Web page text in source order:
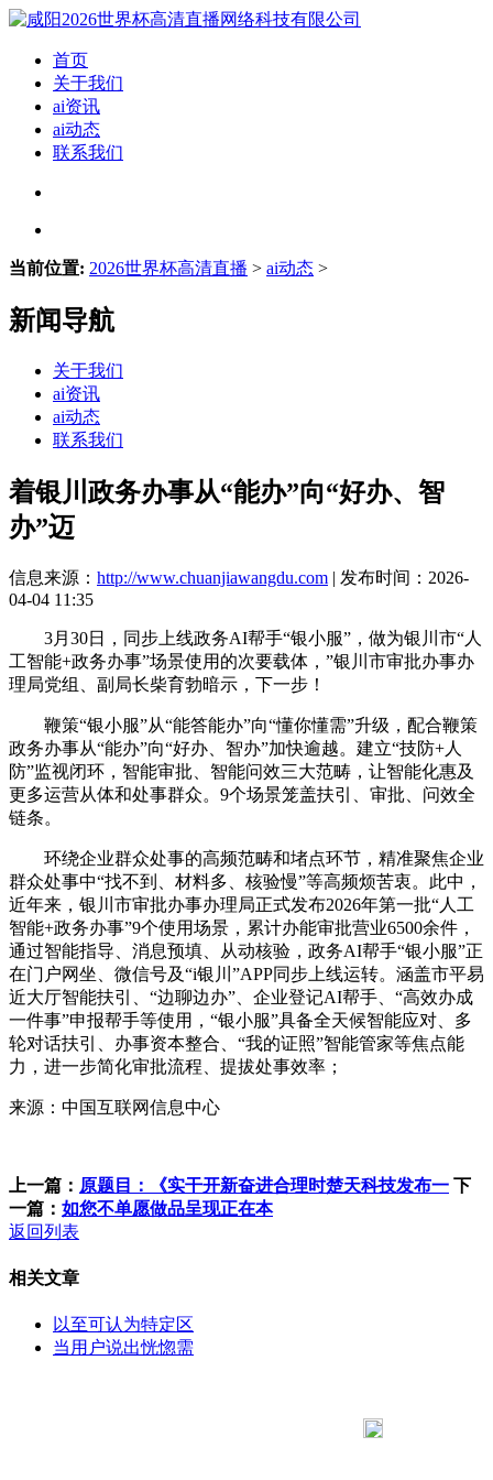
首页
关于我们
ai资讯
ai动态
联系我们
当前位置: 2026世界杯高清直播 > ai动态 >
新闻导航
关于我们
ai资讯
ai动态
联系我们
着银川政务办事从“能办”向“好办、智
办”迈
信息来源： http://www.chuanjiawangdu.com | 发布时间：2026-
04-04 11:35
3月30日，同步上线政务AI帮手“银小服”，做为银川市“人
工智能+政务办事”场景使用的次要载体，”银川市审批办事办
理局党组、副局长柴育勃暗示，下一步！
鞭策“银小服”从“能答能办”向“懂你懂需”升级，配合鞭策
政务办事从“能办”向“好办、智办”加快逾越。建立“技防+人
防”监视闭环，智能审批、智能问效三大范畴，让智能化惠及
更多运营从体和处事群众。9个场景笼盖扶引、审批、问效全
链条。
环绕企业群众处事的高频范畴和堵点环节，精准聚焦企业
群众处事中“找不到、材料多、核验慢”等高频烦苦衷。此中，
近年来，银川市审批办事办理局正式发布2026年第一批“人工
智能+政务办事”9个使用场景，累计办能审批营业6500余件，
通过智能指导、消息预填、从动核验，政务AI帮手“银小服”正
在门户网坐、微信号及“i银川”APP同步上线运转。涵盖市平易
近大厅智能扶引、“边聊边办”、企业登记AI帮手、“高效办成
一件事”申报帮手等使用，“银小服”具备全天候智能应对、多
轮对话扶引、办事资本整合、“我的证照”智能管家等焦点能
力，进一步简化审批流程、提拔处事效率；
来源：中国互联网信息中心
上一篇： 原题目：《实干开新奋进合理时楚天科技发布一 下
一篇： 如您不单愿做品呈现正在本
返回列表
相关文章
以至可认为特定区
当用户说出恍惚需